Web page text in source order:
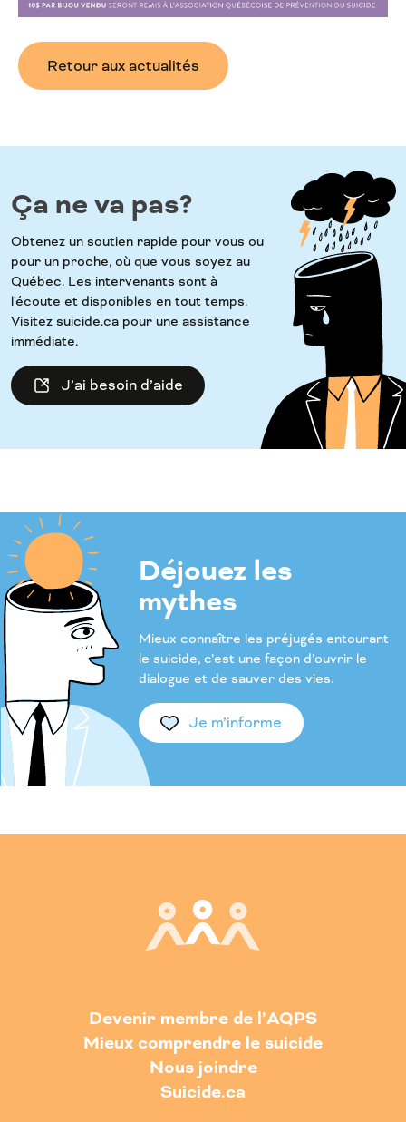
Retour aux actualités
Ça ne va pas?
Obtenez un soutien rapide pour vous ou
pour un proche, où que vous soyez au
Québec. Les intervenants sont à
l'écoute et disponibles en tout temps.
Visitez suicide.ca pour une assistance
immédiate.
J’ai besoin d’aide
Déjouez les
mythes
Mieux connaître les préjugés entourant
le suicide, c’est une façon d’ouvrir le
dialogue et de sauver des vies.
Je m’informe
Devenir membre de l’AQPS
Mieux comprendre le suicide
Nous joindre
Suicide.ca